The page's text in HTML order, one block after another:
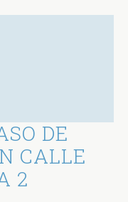
DE
CALLE
2